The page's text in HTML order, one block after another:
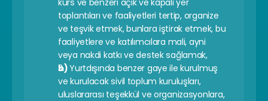
kurs ve benzeri açık ve kapalı yer
toplantıları ve faaliyetleri tertip, organize
ve teşvik etmek, bunlara iştirak etmek, bu
faaliyetlere ve katılımcılara mali, ayni
veya nakdi katkı ve destek sağlamak,
b) Yurtdışında benzer gaye ile kurulmuş
ve kurulacak sivil toplum kuruluşları,
uluslararası teşekkül ve organizasyonlara,